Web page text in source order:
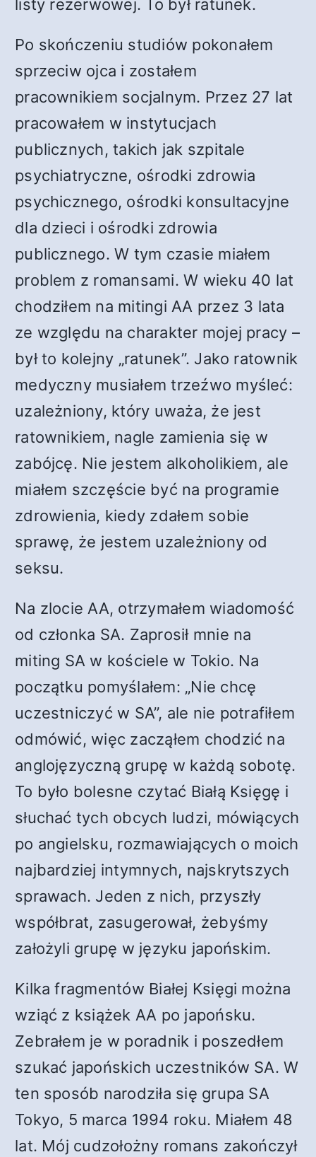
listy rezerwowej. To był ratunek.
Po skończeniu studiów pokonałem
sprzeciw ojca i zostałem
pracownikiem socjalnym. Przez 27 lat
pracowałem w instytucjach
publicznych, takich jak szpitale
psychiatryczne, ośrodki zdrowia
psychicznego, ośrodki konsultacyjne
dla dzieci i ośrodki zdrowia
publicznego. W tym czasie miałem
problem z romansami. W wieku 40 lat
chodziłem na mitingi AA przez 3 lata
ze względu na charakter mojej pracy –
był to kolejny „ratunek”. Jako ratownik
medyczny musiałem trzeźwo myśleć:
uzależniony, który uważa, że jest
ratownikiem, nagle zamienia się w
zabójcę. Nie jestem alkoholikiem, ale
miałem szczęście być na programie
zdrowienia, kiedy zdałem sobie
sprawę, że jestem uzależniony od
seksu.
Na zlocie AA, otrzymałem wiadomość
od członka SA. Zaprosił mnie na
miting SA w kościele w Tokio. Na
początku pomyślałem: „Nie chcę
uczestniczyć w SA”, ale nie potrafiłem
odmówić, więc zacząłem chodzić na
anglojęzyczną grupę w każdą sobotę.
To było bolesne czytać Białą Księgę i
słuchać tych obcych ludzi, mówiących
po angielsku, rozmawiających o moich
najbardziej intymnych, najskrytszych
sprawach. Jeden z nich, przyszły
współbrat, zasugerował, żebyśmy
założyli grupę w języku japońskim.
Kilka fragmentów Białej Księgi można
wziąć z książek AA po japońsku.
Zebrałem je w poradnik i poszedłem
szukać japońskich uczestników SA. W
ten sposób narodziła się grupa SA
Tokyo, 5 marca 1994 roku. Miałem 48
lat. Mój cudzołożny romans zakończył